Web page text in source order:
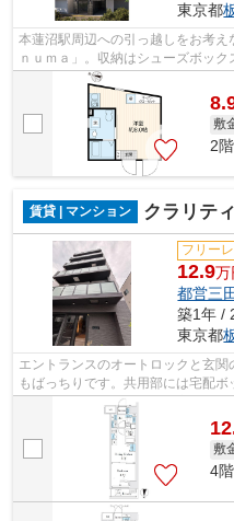
東京都
本蓮沼駅周辺への引っ越しをお考
ｎｕｍａ」。収納はシューズボッ
履き物の整理がしやすく便利です。
敷
2
賃貸 | マンション クラリテ
フリー
12.9万
都営三
築1年 /
東京都
エントランスのオートロックと玄
もばっちりです。共用部には宅配
の受け取りのために早く帰宅する必
敷
4